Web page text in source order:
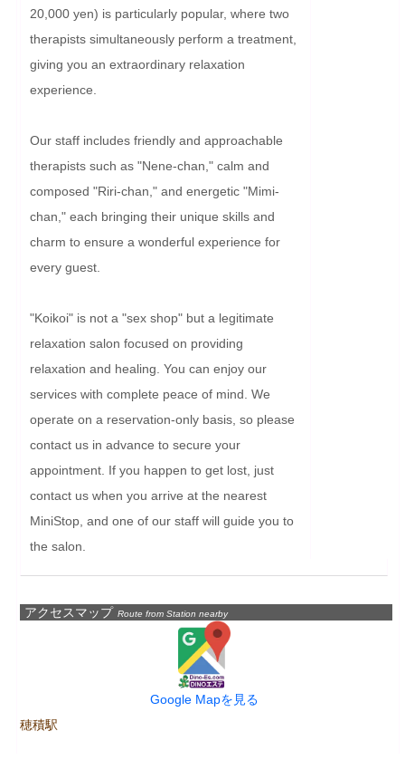
20,000 yen) is particularly popular, where two
therapists simultaneously perform a treatment,
giving you an extraordinary relaxation
experience.
Our staff includes friendly and approachable
therapists such as "Nene-chan," calm and
composed "Riri-chan," and energetic "Mimi-
chan," each bringing their unique skills and
charm to ensure a wonderful experience for
every guest.
"Koikoi" is not a "sex shop" but a legitimate
relaxation salon focused on providing
relaxation and healing. You can enjoy our
services with complete peace of mind. We
operate on a reservation-only basis, so please
contact us in advance to secure your
appointment. If you happen to get lost, just
contact us when you arrive at the nearest
MiniStop, and one of our staff will guide you to
the salon.
アクセスマップ Route from Station nearby
Google Mapを見る
穂積駅